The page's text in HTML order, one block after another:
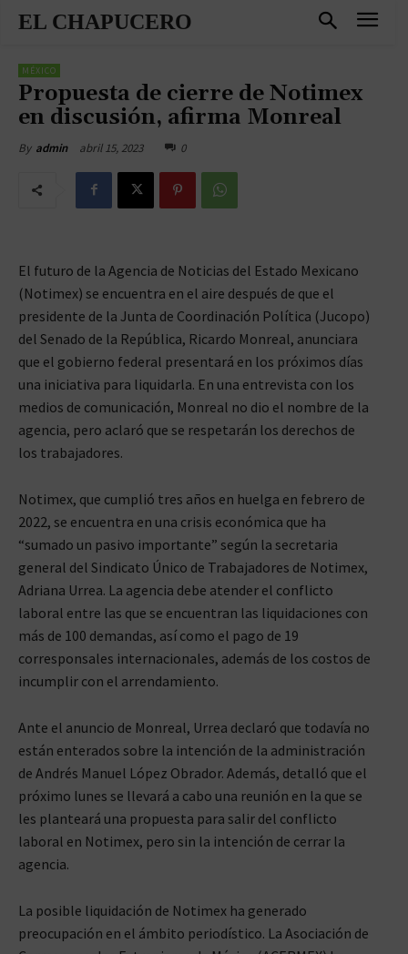
EL CHAPUCERO
MÉXICO
Propuesta de cierre de Notimex
en discusión, afirma Monreal
By admin abril 15, 2023 0
El futuro de la Agencia de Noticias del Estado Mexicano
(Notimex) se encuentra en el aire después de que el
presidente de la Junta de Coordinación Política (Jucopo)
del Senado de la República, Ricardo Monreal, anunciara
que el gobierno federal presentará en los próximos días
una iniciativa para liquidarla. En una entrevista con los
medios de comunicación, Monreal no dio el nombre de la
agencia, pero aclaró que se respetarán los derechos de
los trabajadores.
Notimex, que cumplió tres años en huelga en febrero de
2022, se encuentra en una crisis económica que ha
“sumado un pasivo importante” según la secretaria
general del Sindicato Único de Trabajadores de Notimex,
Adriana Urrea. La agencia debe atender el conflicto
laboral entre las que se encuentran las liquidaciones con
más de 100 demandas, así como el pago de 19
corresponsales internacionales, además de los costos de
incumplir con el arrendamiento.
Ante el anuncio de Monreal, Urrea declaró que todavía no
están enterados sobre la intención de la administración
de Andrés Manuel López Obrador. Además, detalló que el
próximo lunes se llevará a cabo una reunión en la que se
les planteará una propuesta para salir del conflicto
laboral en Notimex, pero sin la intención de cerrar la
agencia.
La posible liquidación de Notimex ha generado
preocupación en el ámbito periodístico. La Asociación de